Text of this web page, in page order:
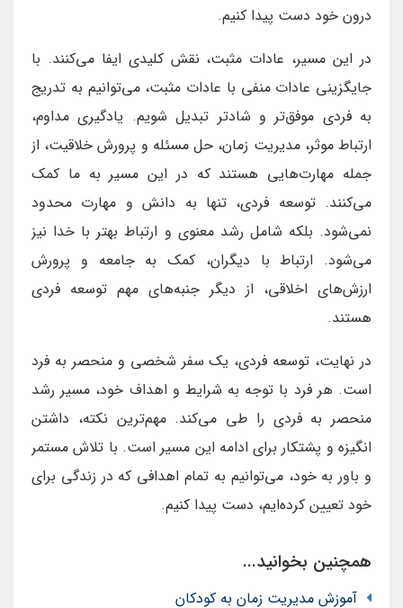
درون خود دست پیدا کنیم.
در این مسیر، عادات مثبت، نقش کلیدی ایفا می‌کنند. با
جایگزینی عادات منفی با عادات مثبت، می‌توانیم به تدریج
به فردی موفق‌تر و شادتر تبدیل شویم. یادگیری مداوم،
ارتباط موثر، مدیریت زمان، حل مسئله و پرورش خلاقیت، از
جمله مهارت‌هایی هستند که در این مسیر به ما کمک
می‌کنند. توسعه فردی، تنها به دانش و مهارت محدود
نمی‌شود. بلکه شامل رشد معنوی و ارتباط بهتر با خدا نیز
می‌شود. ارتباط با دیگران، کمک به جامعه و پرورش
ارزش‌های اخلاقی، از دیگر جنبه‌های مهم توسعه فردی
هستند.
در نهایت، توسعه فردی، یک سفر شخصی و منحصر به فرد
است. هر فرد با توجه به شرایط و اهداف خود، مسیر رشد
منحصر به فردی را طی می‌کند. مهم‌ترین نکته، داشتن
انگیزه و پشتکار برای ادامه این مسیر است. با تلاش مستمر
و باور به خود، می‌توانیم به تمام اهدافی که در زندگی برای
خود تعیین کرده‌ایم، دست پیدا کنیم.
همچنین بخوانید...
آموزش مدیریت زمان به کودکان